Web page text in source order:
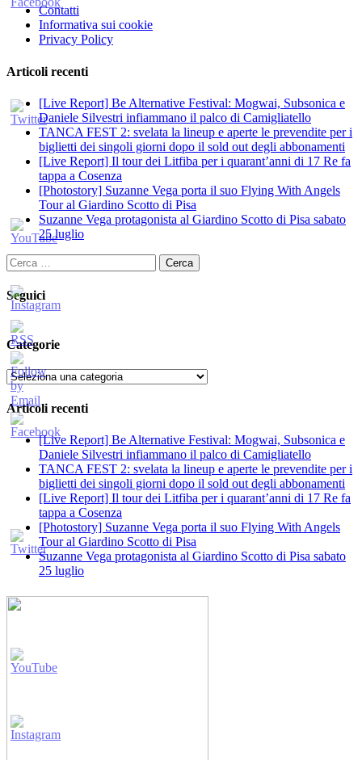
Contatti
Informativa sui cookie
Privacy Policy
Articoli recenti
[Live Report] Be Alternative Festival: Mogwai, Subsonica e
Daniele Silvestri infiammano il palco di Camigliatello
TANCA FEST 2: svelata la lineup e aperte le prevendite per i
biglietti dei singoli giorni dopo il sold out degli abbonamenti
[Live Report] Il tour dei Litfiba per i quarant’anni di 17 Re fa
tappa a Cosenza
[Photostory] Suzanne Vega porta il suo Flying With Angels
Tour al Giardino Scotto di Pisa
Suzanne Vega protagonista al Giardino Scotto di Pisa sabato
25 luglio
Ricerca
per:
Seguici
Categorie
Categorie
Articoli recenti
[Live Report] Be Alternative Festival: Mogwai, Subsonica e
Daniele Silvestri infiammano il palco di Camigliatello
TANCA FEST 2: svelata la lineup e aperte le prevendite per i
biglietti dei singoli giorni dopo il sold out degli abbonamenti
[Live Report] Il tour dei Litfiba per i quarant’anni di 17 Re fa
tappa a Cosenza
[Photostory] Suzanne Vega porta il suo Flying With Angels
Tour al Giardino Scotto di Pisa
Suzanne Vega protagonista al Giardino Scotto di Pisa sabato
25 luglio